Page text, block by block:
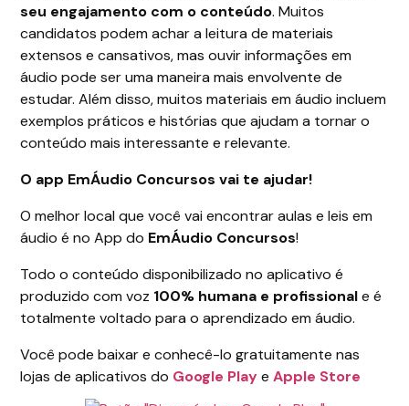
seu engajamento com o conteúdo. Muitos
candidatos podem achar a leitura de materiais
extensos e cansativos, mas ouvir informações em
áudio pode ser uma maneira mais envolvente de
estudar. Além disso, muitos materiais em áudio incluem
exemplos práticos e histórias que ajudam a tornar o
conteúdo mais interessante e relevante.
O app EmÁudio Concursos vai te ajudar!
O melhor local que você vai encontrar aulas e leis em
áudio é no App do EmÁudio Concursos!
Todo o conteúdo disponibilizado no aplicativo é
produzido com voz 100% humana e profissionale é
totalmente voltado para o aprendizado em áudio.
Você pode baixar e conhecê-lo gratuitamente nas
lojas de aplicativos do Google PlayeApple Store